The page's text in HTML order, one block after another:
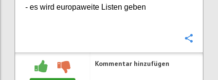
- es wird europaweite Listen geben
Kommentar hinzufügen